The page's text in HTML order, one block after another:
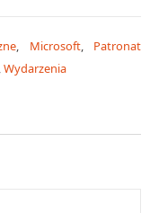
, Microsoft, Patronat
,Wydarzenia